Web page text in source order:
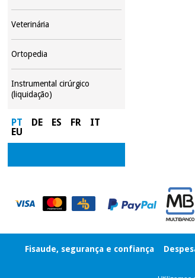
Veterinária
Ortopedia
Instrumental cirúrgico
(liquidação)
PT DE ES FR
IT
EU
Fisaude, segurança e confiança